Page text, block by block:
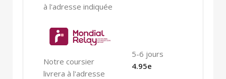
à l'adresse indiquée
Notre coursier
livrera à l'adresse
5-6 jours
4.95e